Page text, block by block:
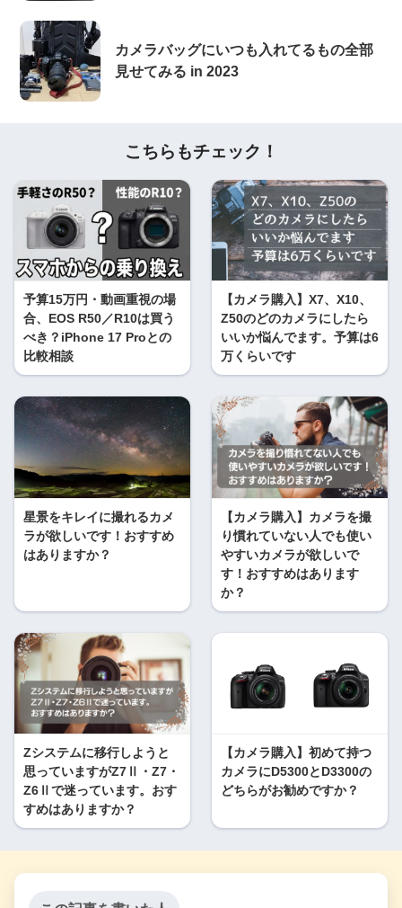
カメラバッグにいつも入れてるもの全部
見せてみる in 2023
こちらもチェック！
予算15万円・動画重視の場
合、EOS R50／R10は買う
べき？iPhone 17 Proとの
比較相談
【カメラ購入】X7、X10、
Z50のどのカメラにしたら
いいか悩んでます。予算は6
万くらいです
星景をキレイに撮れるカメ
ラが欲しいです！おすすめ
はありますか？
【カメラ購入】カメラを撮
り慣れていない人でも使い
やすいカメラが欲しいで
す！おすすめはあります
か？
Zシステムに移行しようと
思っていますがZ7Ⅱ・Z7・
Z6Ⅱで迷っています。おす
すめはありますか？
【カメラ購入】初めて持つ
カメラにD5300とD3300の
どちらがお勧めですか？